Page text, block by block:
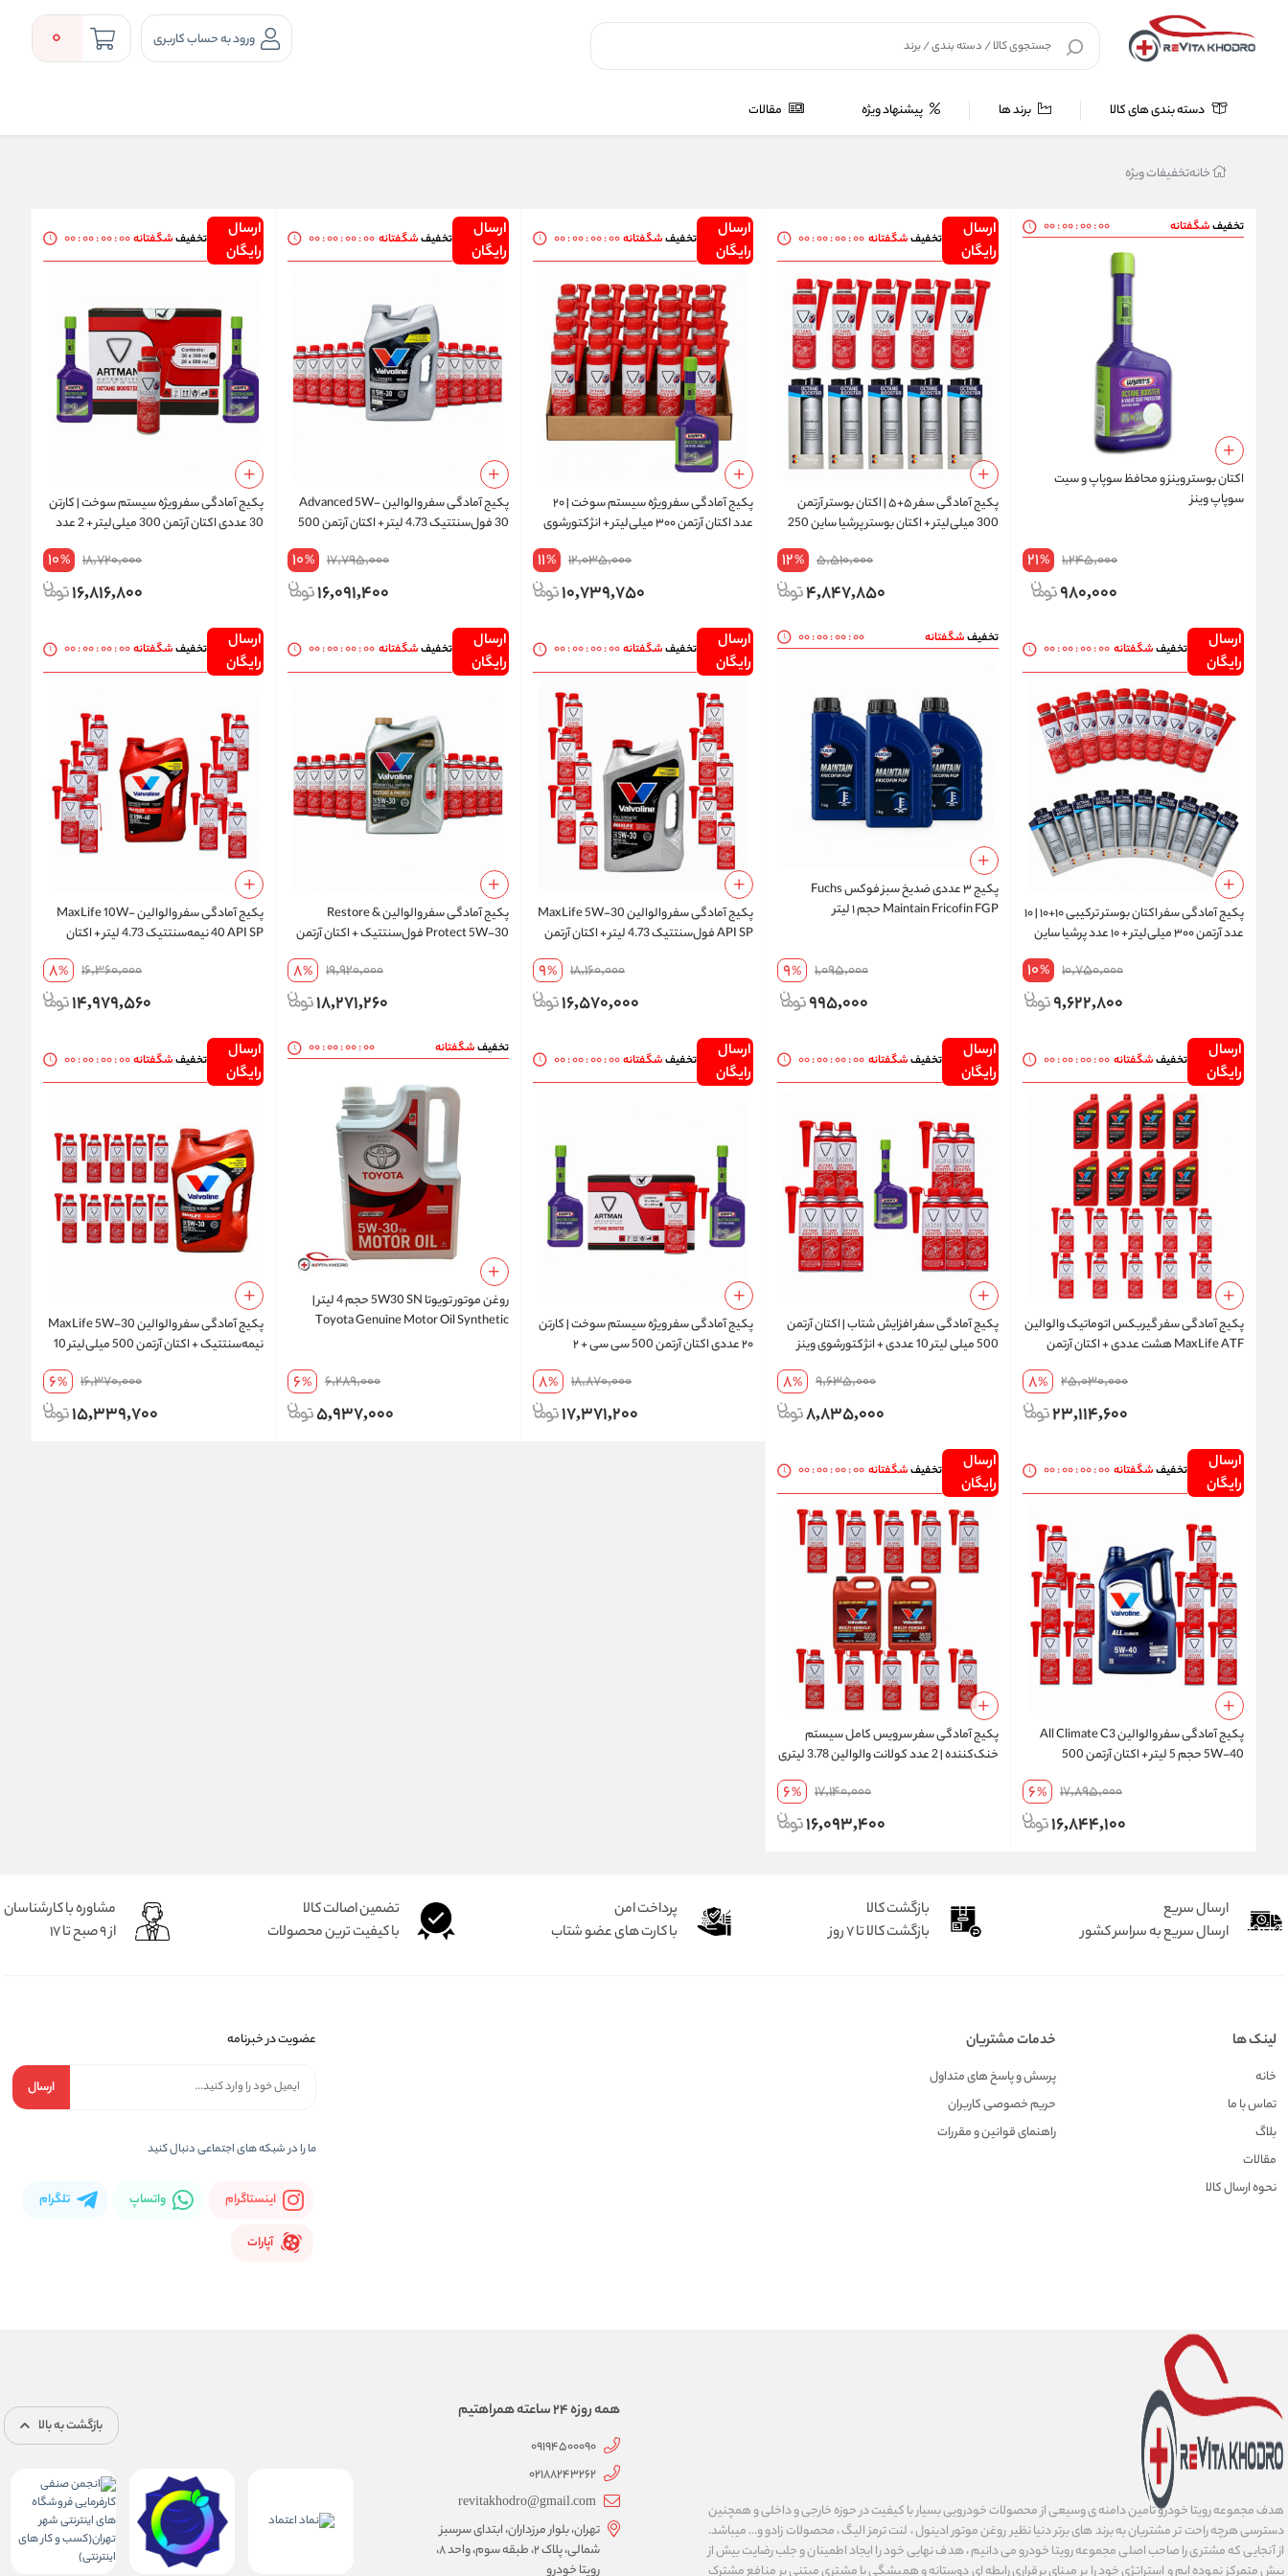
ورود به حساب کاربری 0
دسته بندی های کالا برند ها پیشنهاد ویژه مقالات
خانهتخفیفات ویژه
تخفیفشگفتانه 00:00:00:00
اکتان بوستر وینز و محافظ سوپاپ و سیت
سوپاپ وینز
1,245,000
21%
980,000
ارسال
رایگان
تخفیفشگفتانه 00:00:00:00
پکیج آمادگی سفر ۵+۵ | اکتان بوستر آرتمن
300 میلی‌لیتر + اکتان بوستر پرشیا ساین 250
5,510,000
12%
4,847,850
ارسال
رایگان
تخفیفشگفتانه 00:00:00:00
پکیج آمادگی سفر ویژه سیستم سوخت | ۲۰
عدد اکتان آرتمن ۳۰۰ میلی‌لیتر + انژکتورشوی
12,035,000
11%
10,739,750
ارسال
رایگان
تخفیفشگفتانه 00:00:00:00
پکیج آمادگی سفر والوالین Advanced 5W-
30 فول‌سنتتیک 4.73 لیتر + اکتان آرتمن 500
17,795,000
10%
16,091,400
ارسال
رایگان
تخفیفشگفتانه 00:00:00:00
پکیج آمادگی سفر ویژه سیستم سوخت | کارتن
30 عددی اکتان آرتمن 300 میلی‌لیتر + 2 عدد
18,720,000
10%
16,816,800
ارسال
رایگان
تخفیفشگفتانه 00:00:00:00
پکیج آمادگی سفر اکتان بوستر ترکیبی ۱۰+۱۰ | ۱۰
عدد آرتمن ۳۰۰ میلی‌لیتر + ۱۰ عدد پرشیا ساین
10,750,000
10%
9,622,800
تخفیفشگفتانه 00:00:00:00
پکیج ۳ عددی ضدیخ سبز فوکس Fuchs
Maintain Fricofin FGP حجم ۱ لیتر
1,095,000
9%
995,000
ارسال
رایگان
تخفیفشگفتانه 00:00:00:00
پکیج آمادگی سفر والوالین MaxLife 5W-30
API SP فول‌سنتتیک 4.73 لیتر + اکتان آرتمن
18,160,000
9%
16,570,000
ارسال
رایگان
تخفیفشگفتانه 00:00:00:00
پکیج آمادگی سفر والوالین Restore &
Protect 5W-30 فول‌سنتتیک + اکتان آرتمن
500 میلی‌لیتر 10 عددی | تخفیف ویژه و ارسال
19,920,000
8%
18,271,260
ارسال
رایگان
تخفیفشگفتانه 00:00:00:00
پکیج آمادگی سفر والوالین MaxLife 10W-
40 API SP نیمه‌سنتتیک 4.73 لیتر + اکتان
16,360,000
8%
14,979,560
ارسال
رایگان
تخفیفشگفتانه 00:00:00:00
پکیج آمادگی سفر گیربکس اتوماتیک والوالین
MaxLife ATF هشت عددی + اکتان آرتمن
25,030,000
8%
23,114,600
ارسال
رایگان
تخفیفشگفتانه 00:00:00:00
پکیج آمادگی سفر افزایش شتاب | اکتان آرتمن
500 میلی لیتر 10 عددی + انژکتورشوی وینز
9,635,000
8%
8,835,000
ارسال
رایگان
تخفیفشگفتانه 00:00:00:00
پکیج آمادگی سفر ویژه سیستم سوخت | کارتن
۲۰ عددی اکتان آرتمن 500 سی سی + ۲
18,870,000
8%
17,371,200
تخفیفشگفتانه 00:00:00:00
روغن موتور تویوتا 5W30 SN حجم 4 لیتر |
Toyota Genuine Motor Oil Synthetic
6,289,000
6%
5,937,000
ارسال
رایگان
تخفیفشگفتانه 00:00:00:00
پکیج آمادگی سفر والوالین MaxLife 5W-30
نیمه‌سنتتیک + اکتان آرتمن 500 میلی‌لیتر 10
16,370,000
6%
15,339,700
ارسال
رایگان
تخفیفشگفتانه 00:00:00:00
پکیج آمادگی سفر والوالین All Climate C3
5W-40 حجم 5 لیتر + اکتان آرتمن 500
17,895,000
6%
16,844,100
ارسال
رایگان
تخفیفشگفتانه 00:00:00:00
پکیج آمادگی سفر سرویس کامل سیستم
خنک‌کننده | 2 عدد کولانت والوالین 3.78 لیتری
17,140,000
6%
16,093,400
ارسال سریع
ارسال سریع به سراسر کشور
بازگشت کالا
بازگشت کالا تا 7 روز
پرداخت امن
با کارت های عضو شتاب
تضمین اصالت کالا
با کیفیت ترین محصولات
مشاوره با کارشناسان
از 9 صبح تا 17
لینک ها
خانه
تماس با ما
بلاگ
مقالات
نحوه ارسال کالا
خدمات مشتریان
پرسش و پاسخ های متداول
حریم خصوصی کاربران
راهنمای قوانین و مقررات
عضویت در خبرنامه
ارسال
ما را در شبکه های اجتماعی دنبال کنید
اینستاگرام واتساپ تلگرام
آپارات
هدف مجموعه رویتا خودرو تامین دامنه ی وسیعی از محصولات خودرویی بسیار با کیفیت در حوزه خارجی و داخلی و همچنین
دسترسی هرچه راحت تر مشتریان به برند های برتر دنیا نظیر روغن موتور ادینول ، لنت ترمز الیگ ، محصولات زادو و… میباشد.
از آنجایی که مشتری را صاحب اصلی مجموعه رویتا خودرو می دانیم ، هدف نهایی خود را ایجاد اطمینان و جلب رضایت بیش از
همه روزه 24 ساعته همراهتیم
09194500090
02188243262
revitakhodro@gmail.com
تهران، بلوار مرزداران، ابتدای سرسبز
شمالی، پلاک ۲، طبقه سوم، واحد ۸،
رویتا خودرو
بازگشت به بالا